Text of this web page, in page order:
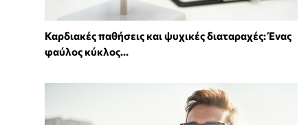
Καρδιακές παθήσεις και ψυχικές διαταραχές: Ένας
φαύλος κύκλος...